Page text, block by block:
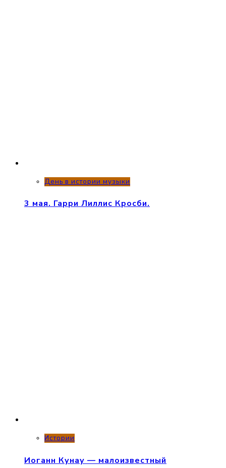
День в истории музыки
3 мая. Гарри Лиллис Кросби.
Истории
Иоганн Кунау — малоизвестный